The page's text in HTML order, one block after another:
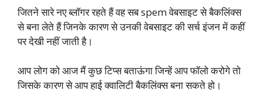
जितने सारे नए ब्लॉगर रहते हैं वह सब spem वेबसाइट से बैकलिंक्स
से बना लेते हैं जिनके कारण से उनकी वेबसाइट की सर्च इंजन में कहीं
पर देखी नहीं जाती है।
आप लोग को आज मैं कुछ टिप्स बताऊंगा जिन्हें आप फॉलो करोगे तो
जिसके कारण से आप हाई क्वालिटी बैकलिंक्स बना सकते हो।